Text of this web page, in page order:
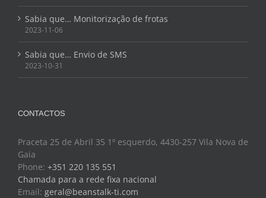
Sabia que… Monitorização de frotas
2023-11-06
Sabia que… Envio de SMS
2023-10-31
CONTACTOS
Praceta 25 de Abril 35 1º esquerdo, 4430-257 Vila Nova de
Gaia
Phone: +351 220 135 551
Chamada para a rede fixa nacional
Email: geral@beanstalk-ti.com